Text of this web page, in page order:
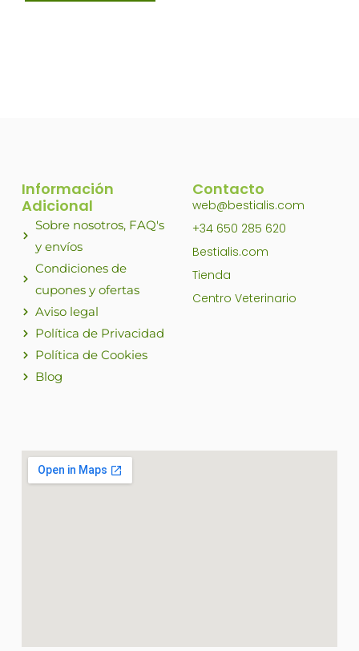
Información
Adicional
Sobre nosotros, FAQ's
y envíos
Condiciones de
cupones y ofertas
Aviso legal
Política de Privacidad
Política de Cookies
Blog
Contacto
web@bestialis.com
+34 650 285 620
Bestialis.com
Tienda
Centro Veterinario